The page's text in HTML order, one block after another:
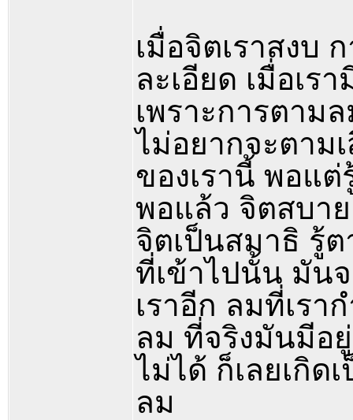
เมื่อจิตเราสงบ
ละเอียด เมื่อเร
เพราะการตาม
ไม่อยากจะตาม
ของเรานี้ พอแ
พอแล้ว จิตสบา
จิตเป็นสมาธิ รู้ต
ที่เข้าไปนั้น มัน
เราอีก ลมที่เร
ลม ที่จริงมันมีอ
ไม่ได้ ก็เลยเกิด
ลม